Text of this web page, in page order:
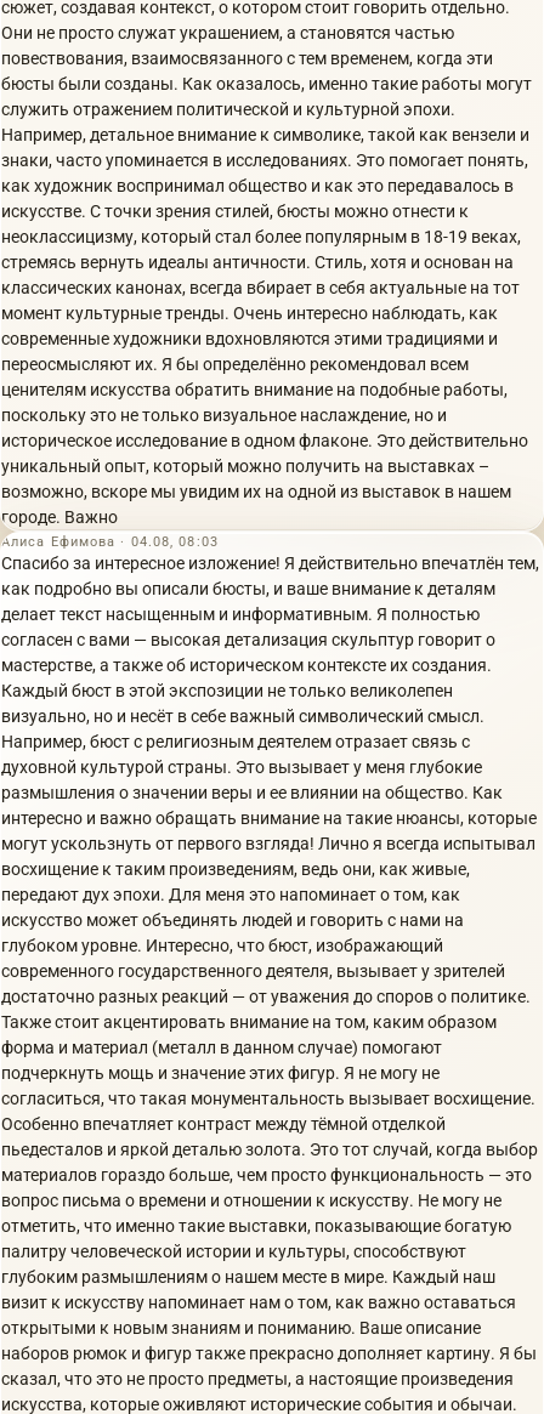
сюжет, создавая контекст, о котором стоит говорить отдельно.
Они не просто служат украшением, а становятся частью
повествования, взаимосвязанного с тем временем, когда эти
бюсты были созданы. Как оказалось, именно такие работы могут
служить отражением политической и культурной эпохи.
Например, детальное внимание к символике, такой как вензели и
знаки, часто упоминается в исследованиях. Это помогает понять,
как художник воспринимал общество и как это передавалось в
искусстве. С точки зрения стилей, бюсты можно отнести к
неоклассицизму, который стал более популярным в 18-19 веках,
стремясь вернуть идеалы античности. Стиль, хотя и основан на
классических канонах, всегда вбирает в себя актуальные на тот
момент культурные тренды. Очень интересно наблюдать, как
современные художники вдохновляются этими традициями и
переосмысляют их. Я бы определённо рекомендовал всем
ценителям искусства обратить внимание на подобные работы,
поскольку это не только визуальное наслаждение, но и
историческое исследование в одном флаконе. Это действительно
уникальный опыт, который можно получить на выставках –
возможно, вскоре мы увидим их на одной из выставок в нашем
городе. Важно
Алиса Ефимова · 04.08, 08:03
Спасибо за интересное изложение! Я действительно впечатлён тем,
как подробно вы описали бюсты, и ваше внимание к деталям
делает текст насыщенным и информативным. Я полностью
согласен с вами — высокая детализация скульптур говорит о
мастерстве, а также об историческом контексте их создания.
Каждый бюст в этой экспозиции не только великолепен
визуально, но и несёт в себе важный символический смысл.
Например, бюст с религиозным деятелем отразает связь с
духовной культурой страны. Это вызывает у меня глубокие
размышления о значении веры и ее влиянии на общество. Как
интересно и важно обращать внимание на такие нюансы, которые
могут ускользнуть от первого взгляда! Лично я всегда испытывал
восхищение к таким произведениям, ведь они, как живые,
передают дух эпохи. Для меня это напоминает о том, как
искусство может объединять людей и говорить с нами на
глубоком уровне. Интересно, что бюст, изображающий
современного государственного деятеля, вызывает у зрителей
достаточно разных реакций — от уважения до споров о политике.
Также стоит акцентировать внимание на том, каким образом
форма и материал (металл в данном случае) помогают
подчеркнуть мощь и значение этих фигур. Я не могу не
согласиться, что такая монументальность вызывает восхищение.
Особенно впечатляет контраст между тёмной отделкой
пьедесталов и яркой деталью золота. Это тот случай, когда выбор
материалов гораздо больше, чем просто функциональность — это
вопрос письма о времени и отношении к искусству. Не могу не
отметить, что именно такие выставки, показывающие богатую
палитру человеческой истории и культуры, способствуют
глубоким размышлениям о нашем месте в мире. Каждый наш
визит к искусству напоминает нам о том, как важно оставаться
открытыми к новым знаниям и пониманию. Ваше описание
наборов рюмок и фигур также прекрасно дополняет картину. Я бы
сказал, что это не просто предметы, а настоящие произведения
искусства, которые оживляют исторические события и обычаи.